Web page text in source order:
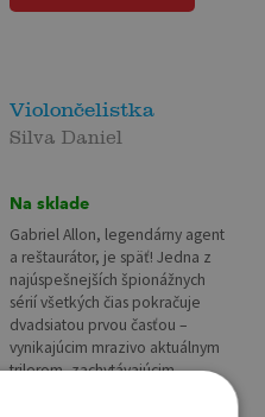
Violončelistka
Silva Daniel
Na sklade
Gabriel Allon, legendárny agent
a reštaurátor, je späť! Jedna z
najúspešnejších špionážnych
sérií všetkých čias pokračuje
dvadsiatou prvou časťou –
vynikajúcim mrazivo aktuálnym
trilerom, zachytávajúcim...